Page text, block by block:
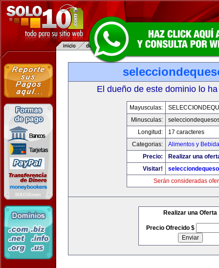
El dueño de este dominio lo
Mayusculas:
Minusculas:
Longitud:
17 caracteres
Categorias:
Alimentos y
Precio:
Realizar una
Visitar!
Serán consideradas
Realizar una Oferta
Precio Ofrecido $